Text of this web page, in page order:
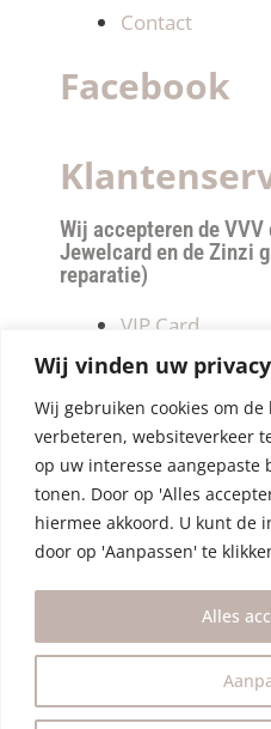
Wij vinden uw
Wij gebruiken cookies om
verbeteren, websiteverkeer
op uw interesse
tonen. Door op 'Alles
hiermee akkoord. U kunt de
door op 'Aanpassen' te
Alles
Contact
Facebook
Wij accepteren de
Jewelcard en de Zinzi
reparatie)
VIP Card
Retourneren
Betalen &
Privacy Policy
Algemene